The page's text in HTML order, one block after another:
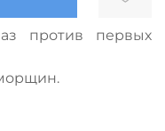
против первых